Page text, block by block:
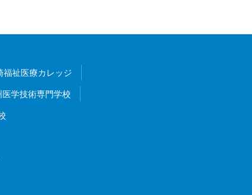
福祉医療カレッジ
医学技術専門学校